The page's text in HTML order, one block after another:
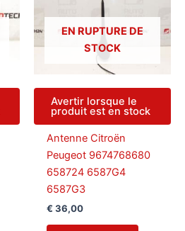
EN RUPTURE DE
STOCK
Avertir lorsque le
produit est en stock
Antenne Citroën
Peugeot 9674768680
658724 6587G4
6587G3
€ 36,00